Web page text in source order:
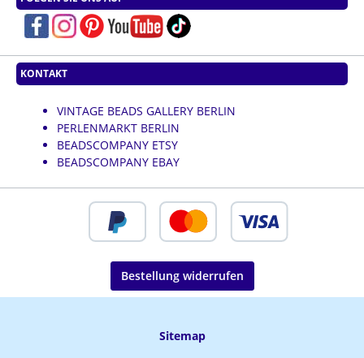
KONTAKT
VINTAGE BEADS GALLERY BERLIN
PERLENMARKT BERLIN
BEADSCOMPANY ETSY
BEADSCOMPANY EBAY
Bestellung widerrufen
Sitemap